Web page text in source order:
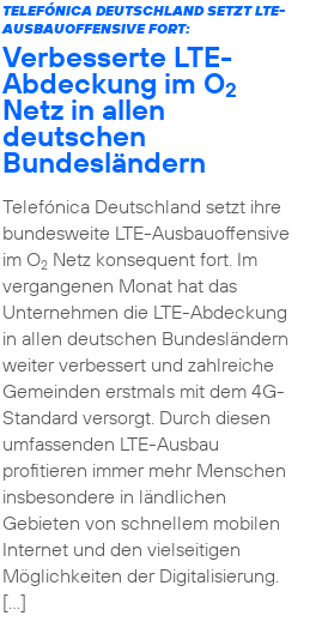
TELEFÓNICA DEUTSCHLAND SETZT LTE-
AUSBAUOFFENSIVE FORT:
Verbesserte LTE-
Abdeckung im O2
Netz in allen
deutschen
Bundesländern
Telefónica Deutschland setzt ihre
bundesweite LTE-Ausbauoffensive
im O2Netz konsequent fort. Im
vergangenen Monat hat das
Unternehmen die LTE-Abdeckung
in allen deutschen Bundesländern
weiter verbessert und zahlreiche
Gemeinden erstmals mit dem 4G-
Standard versorgt. Durch diesen
umfassenden LTE-Ausbau
profitieren immer mehr Menschen
insbesondere in ländlichen
Gebieten von schnellem mobilen
Internet und den vielseitigen
Möglichkeiten der Digitalisierung.
[…]